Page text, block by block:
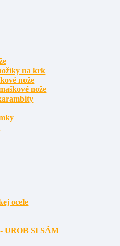
na krk
nože
nože
ocele
UROB SI SÁM